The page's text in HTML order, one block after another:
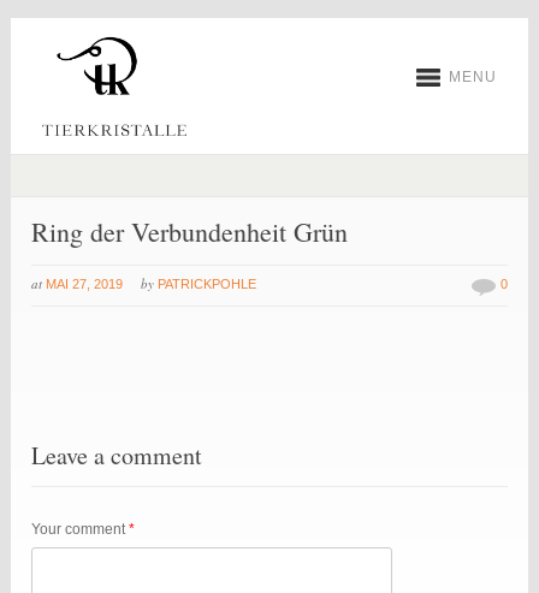
MENU
Ring der Verbundenheit Grün
at MAI 27, 2019 by PATRICKPOHLE 0
Leave a comment
Your comment*